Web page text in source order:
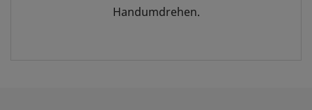
Handumdrehen.